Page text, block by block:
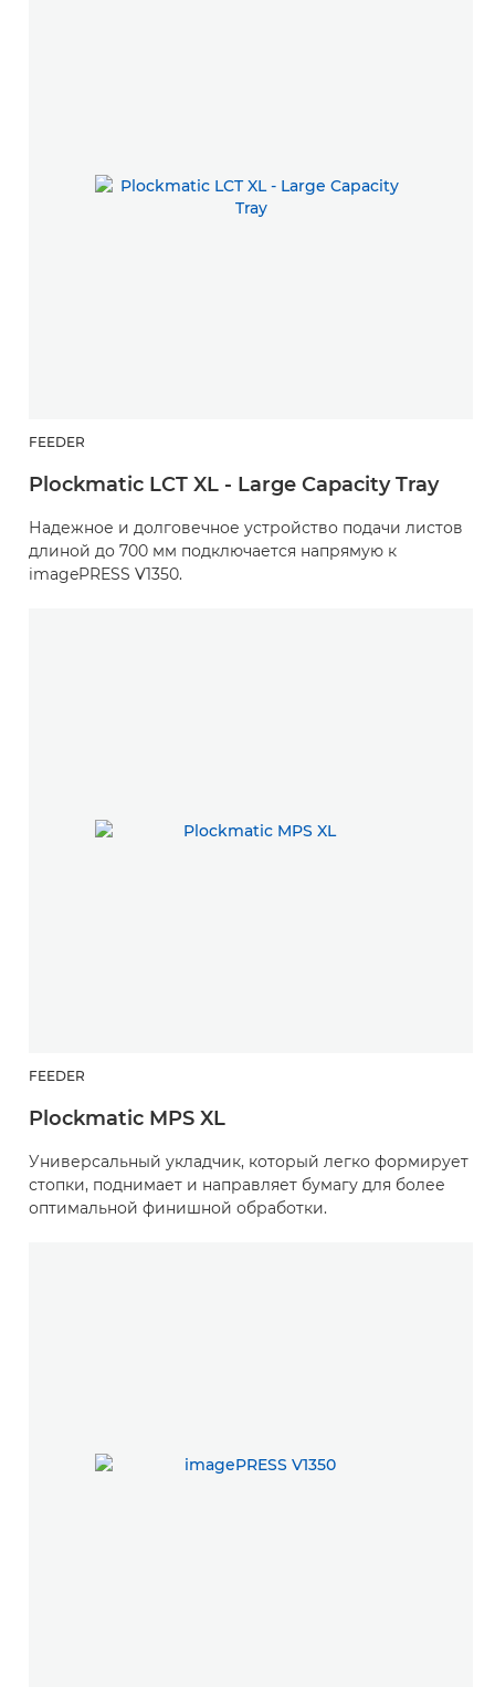
FEEDER
Plockmatic LCT XL - Large Capacity Tray
Надежное и долговечное устройство подачи листов
длиной до 700 мм подключается напрямую к
imagePRESS V1350.
FEEDER
Plockmatic MPS XL
Универсальный укладчик, который легко формирует
стопки, поднимает и направляет бумагу для более
оптимальной финишной обработки.